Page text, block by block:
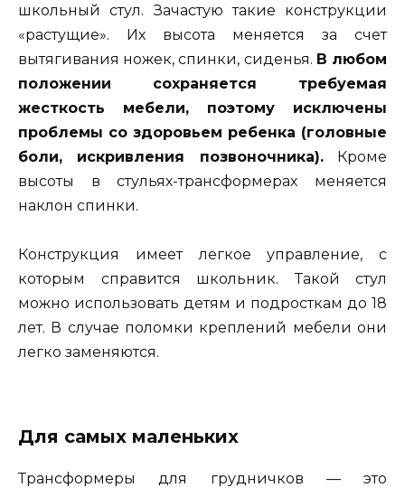
школьный стул. Зачастую такие конструкции
«растущие». Их высота меняется за счет
вытягивания ножек, спинки, сиденья. В любом
положении сохраняется требуемая
жесткость мебели, поэтому исключены
проблемы со здоровьем ребенка (головные
боли, искривления позвоночника).Кроме
высоты в стульях-трансформерах меняется
наклон спинки.
Конструкция имеет легкое управление, с
которым справится школьник. Такой стул
можно использовать детям и подросткам до 18
лет. В случае поломки креплений мебели они
легко заменяются.
Для самых маленьких
Трансформеры для грудничков — это